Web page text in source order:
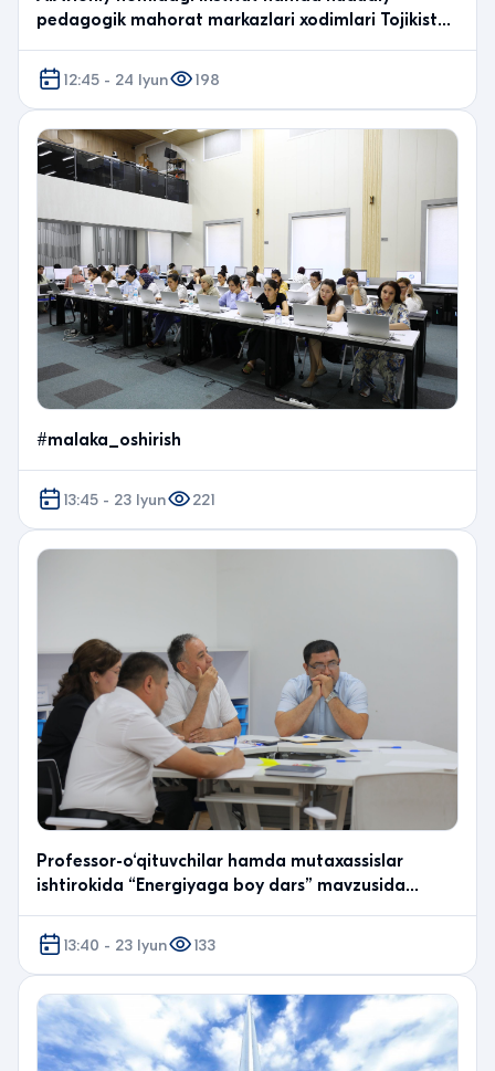
pedagogik mahorat markazlari xodimlari Tojikiston
12:45 - 24 Iyun
198
#malaka_oshirish
13:45 - 23 Iyun 221
Professor-o‘qituvchilar hamda mutaxassislar
ishtirokida “Energiyaga boy dars” mavzusida
13:40 - 23 Iyun
133